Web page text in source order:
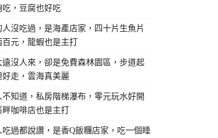
吃，豆腐也好吃
人沒吃過，是海產店家，四十片生魚片
百元，龍蝦也是主打
遠沒人來，卻是免費森林園區，步道起
好走，雲海真美麗
不知道，私房階梯瀑布，零元玩水好開
咖啡店也是主打
吃過都說讚，是香Q飯糰店家，吃一個睡